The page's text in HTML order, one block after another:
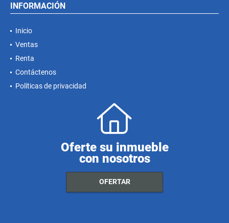
INFORMACIÓN
Inicio
Ventas
Renta
Contáctenos
Políticas de privacidad
Oferte su inmueble
con nosotros
OFERTAR